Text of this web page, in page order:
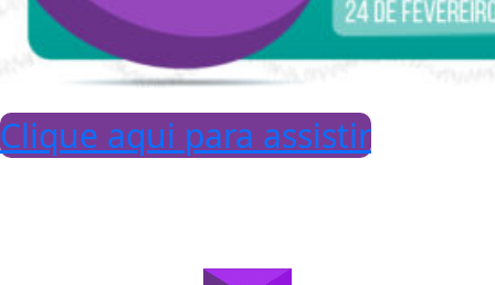
Clique aqui para assistir